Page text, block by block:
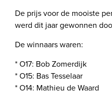
De prijs voor de mooiste
werd dit jaar gewonnen
De winnaars waren:
* O17: Bob Zomerdijk
* O15: Bas Tesselaar
* O14: Mathieu de Waard